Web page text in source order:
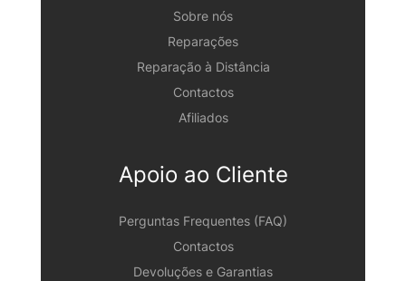
Sobre nós
Reparações
Reparação à Distância
Contactos
Afiliados
Apoio ao Cliente
Perguntas Frequentes (FAQ)
Contactos
Devoluções e Garantias